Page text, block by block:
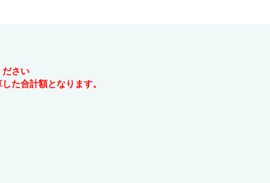
ださい
た合計額となります。